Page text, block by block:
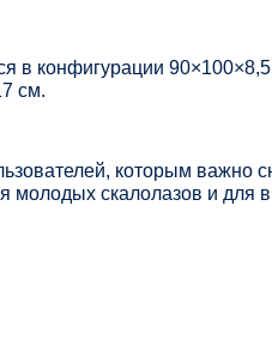
в конфигурации
см.
которым важно
молодых скалолазов и для